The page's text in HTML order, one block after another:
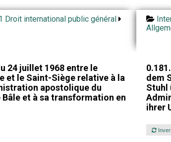
Droit international public général
24 juillet 1968 entre le
et le Saint-Siège relative à la
apostolique du
et à sa transformation en
dem
Stuhl
ihrer